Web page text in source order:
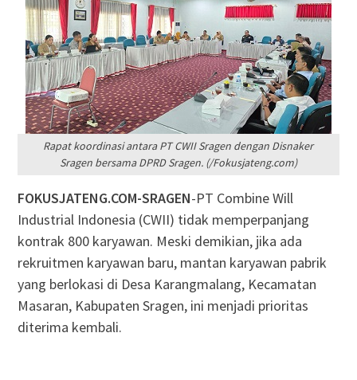
Rapat koordinasi antara PT CWII Sragen dengan Disnaker
Sragen bersama DPRD Sragen. (/Fokusjateng.com)
FOKUSJATENG.COM-SRAGEN-PT Combine Will
Industrial Indonesia (CWII) tidak memperpanjang
kontrak 800 karyawan. Meski demikian, jika ada
rekruitmen karyawan baru, mantan karyawan pabrik
yang berlokasi di Desa Karangmalang, Kecamatan
Masaran, Kabupaten Sragen, ini menjadi prioritas
diterima kembali.